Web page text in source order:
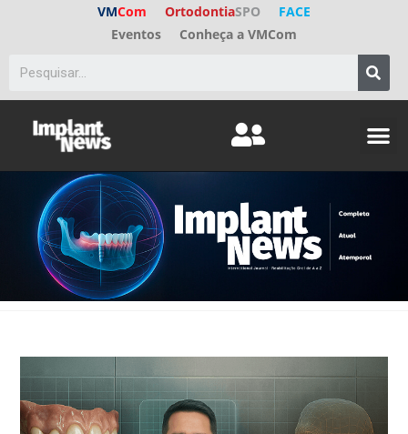
VMCom OrtodontiaSPO
FACE
Eventos
Conheça a VMCom